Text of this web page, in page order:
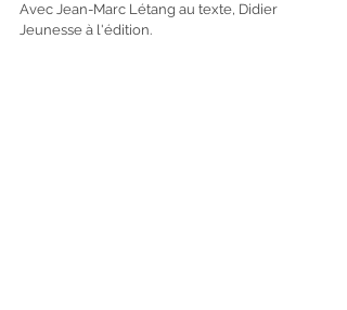
Avec Jean-Marc Létang au texte, Didier
Jeunesse à l'édition.